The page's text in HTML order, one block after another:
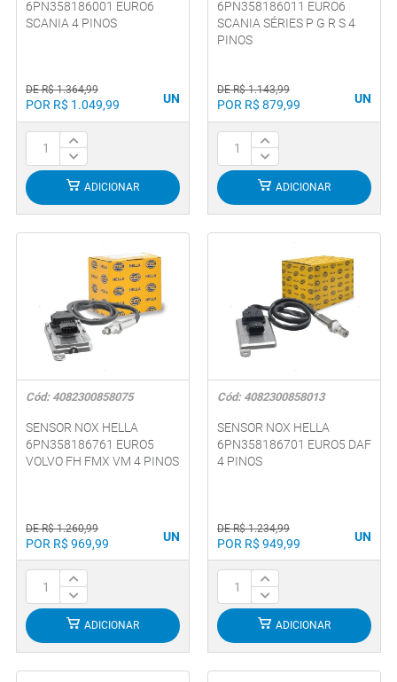
6PN358186001 EURO6
SCANIA 4 PINOS
DE R$ 1.364,99
POR R$ 1.049,99 UN
ADICIONAR
6PN358186011 EURO6
SCANIA SÉRIES P G R S 4
PINOS
DE R$ 1.143,99
POR R$ 879,99 UN
ADICIONAR
Cód: 4082300858075
SENSOR NOX HELLA
6PN358186761 EURO5
VOLVO FH FMX VM 4 PINOS
DE R$ 1.260,99
POR R$ 969,99 UN
ADICIONAR
Cód: 4082300858013
SENSOR NOX HELLA
6PN358186701 EURO5 DAF
4 PINOS
DE R$ 1.234,99
POR R$ 949,99 UN
ADICIONAR